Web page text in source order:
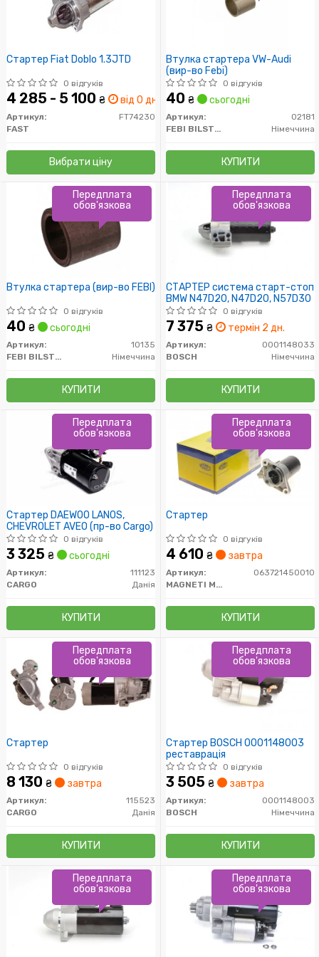
Стартер Fiat Doblo 1.3JTD
0 відгуків
4 285 - 5 100 ₴ від 0 дн.
Артикул:
FT74230
FAST
Вибрати ціну
Втулка стартера VW-Audi
(вир-во Febi)
0 відгуків
40 ₴ сьогодні
Артикул:
02181
FEBI BILSTEIN
Німеччина
КУПИТИ
Втулка стартера (вир-во FEBI)
0 відгуків
40 ₴ сьогодні
Артикул:
10135
FEBI BILSTEIN
Німеччина
КУПИТИ
Передплата
обов'язкова
СТАРТЕР система старт-стоп
BMW N47D20, N47D20, N57D30
0 відгуків
7 375 ₴ термін 2 дн.
Артикул:
0001148033
BOSCH
Німеччина
КУПИТИ
Передплата
обов'язкова
Стартер DAEWOO LANOS,
CHEVROLET AVEO (пр-во Cargo)
0 відгуків
3 325 ₴ сьогодні
Артикул:
111123
CARGO
Данія
КУПИТИ
Передплата
обов'язкова
Стартер
0 відгуків
4 610 ₴ завтра
Артикул:
063721450010
MAGNETI MARELLI
КУПИТИ
Передплата
обов'язкова
Стартер
0 відгуків
8 130 ₴ завтра
Артикул:
115523
CARGO
Данія
КУПИТИ
Передплата
обов'язкова
Стартер BOSCH 0001148003
реставрація
0 відгуків
3 505 ₴ завтра
Артикул:
0001148003
BOSCH
Німеччина
КУПИТИ
Передплата
обов'язкова
Передплата
обов'язкова
Передплата
обов'язкова